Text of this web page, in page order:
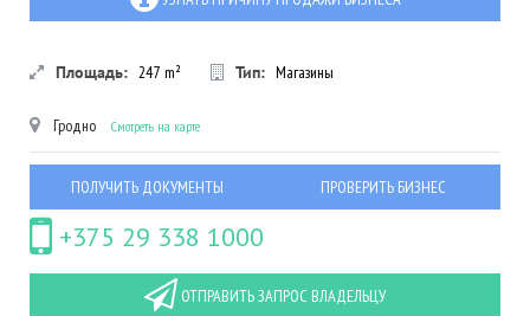
Площадь: 247 m² Тип: Магазины
Гродно Смотреть на карте
ПОЛУЧИТЬ ДОКУМЕНТЫ ПРОВЕРИТЬ БИЗНЕС
+375 29 338 1000
ОТПРАВИТЬ ЗАПРОС ВЛАДЕЛЬЦУ